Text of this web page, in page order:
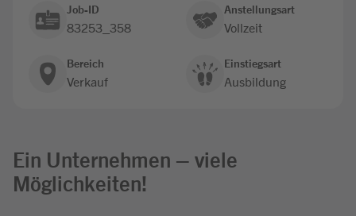
Job-ID
83253_358
Anstellungsart
Vollzeit
Bereich
Verkauf
Einstiegsart
Ausbildung
Ein Unternehmen – viele
Möglichkeiten!